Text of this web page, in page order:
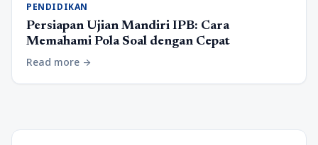
PENDIDIKAN
Persiapan Ujian Mandiri IPB: Cara
Memahami Pola Soal dengan Cepat
Read more arrow_forward